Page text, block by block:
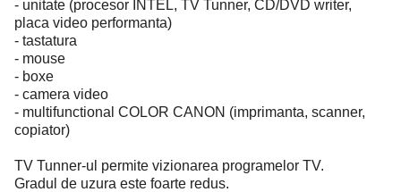
- unitate (procesor INTEL, TV Tunner, CD/DVD writer,
placa video performanta)
- tastatura
- mouse
- boxe
- camera video
- multifunctional COLOR CANON (imprimanta, scanner,
copiator)
TV Tunner-ul permite vizionarea programelor TV.
Gradul de uzura este foarte redus.